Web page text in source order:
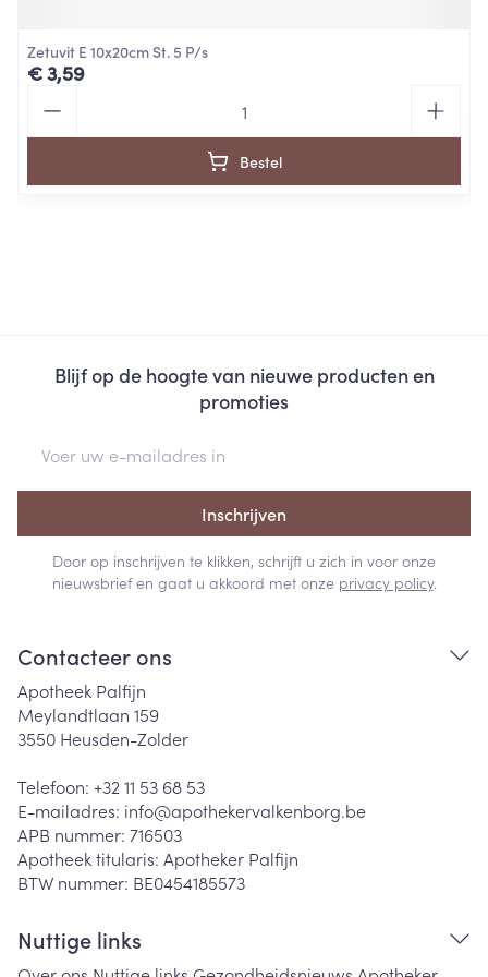
Zetuvit E 10x20cm St. 5 P/s
€ 3,59
Bestel
Blijf op de hoogte van nieuwe producten en
promoties
Inschrijven
Door op inschrijven te klikken, schrijft u zich in voor onze
nieuwsbrief en gaat u akkoord met onze privacy policy.
Contacteer ons
Apotheek Palfijn
Meylandtlaan 159
3550 Heusden-Zolder
Telefoon: +32 11 53 68 53
E-mailadres: info@apothekervalkenborg.be
APB nummer: 716503
Apotheek titularis: Apotheker Palfijn
BTW nummer: BE0454185573
Nuttige links